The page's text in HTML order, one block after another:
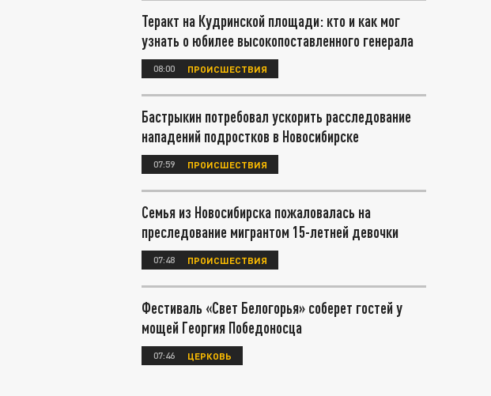
Теракт на Кудринской площади: кто и как мог
узнать о юбилее высокопоставленного генерала
08:00 ПРОИСШЕСТВИЯ
Бастрыкин потребовал ускорить расследование
нападений подростков в Новосибирске
07:59 ПРОИСШЕСТВИЯ
Семья из Новосибирска пожаловалась на
преследование мигрантом 15-летней девочки
07:48 ПРОИСШЕСТВИЯ
Фестиваль «Свет Белогорья» соберет гостей у
мощей Георгия Победоносца
07:46 ЦЕРКОВЬ